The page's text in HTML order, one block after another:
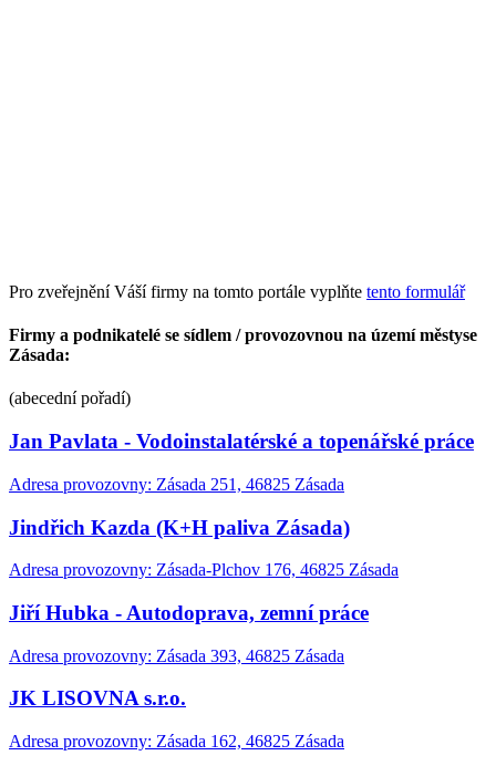
Pro zveřejnění Váší firmy na tomto portále vyplňte tento formulář
Firmy a podnikatelé se sídlem / provozovnou na území městyse
Zásada:
(abecední pořadí)
Jan Pavlata - Vodoinstalatérské a topenářské práce
Adresa provozovny: Zásada 251, 46825 Zásada
Jindřich Kazda (K+H paliva Zásada)
Adresa provozovny: Zásada-Plchov 176, 46825 Zásada
Jiří Hubka - Autodoprava, zemní práce
Adresa provozovny: Zásada 393, 46825 Zásada
JK LISOVNA s.r.o.
Adresa provozovny: Zásada 162, 46825 Zásada